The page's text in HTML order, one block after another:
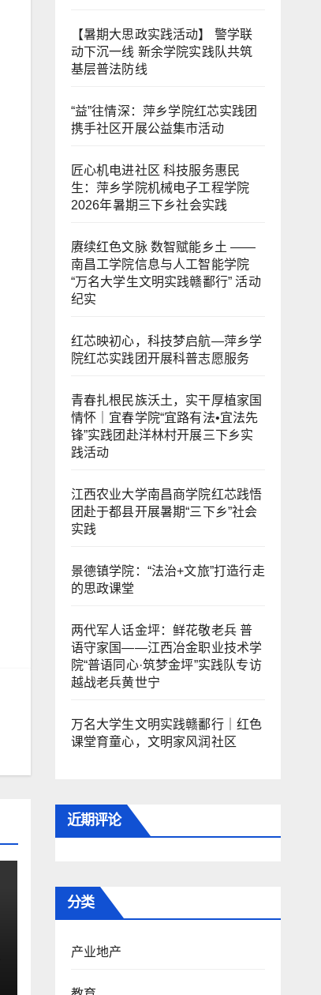
【暑期大思政实践活动】 警学联
动下沉一线 新余学院实践队共筑
基层普法防线
“益”往情深：萍乡学院红芯实践团
携手社区开展公益集市活动
匠心机电进社区 科技服务惠民
生：萍乡学院机械电子工程学院
2026年暑期三下乡社会实践
赓续红色文脉 数智赋能乡土 ——
南昌工学院信息与人工智能学院
“万名大学生文明实践赣鄱行” 活动
纪实
红芯映初心，科技梦启航—萍乡学
院红芯实践团开展科普志愿服务
青春扎根民族沃土，实干厚植家国
情怀｜宜春学院“宜路有法•宜法先
锋”实践团赴洋林村开展三下乡实
践活动
江西农业大学南昌商学院红芯践悟
团赴于都县开展暑期“三下乡”社会
实践
景德镇学院：“法治+文旅”打造行走
的思政课堂
两代军人话金坪：鲜花敬老兵 普
语守家国——江西冶金职业技术学
院“普语同心·筑梦金坪”实践队专访
越战老兵黄世宁
万名大学生文明实践赣鄱行｜红色
课堂育童心，文明家风润社区
近期评论
分类
产业地产